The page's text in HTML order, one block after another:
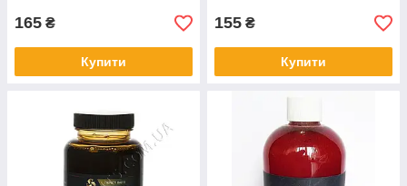
165 ₴
Купити
155 ₴
Купити